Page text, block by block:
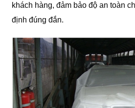
khách hàng, đảm bảo độ an toàn
định đúng đắn.